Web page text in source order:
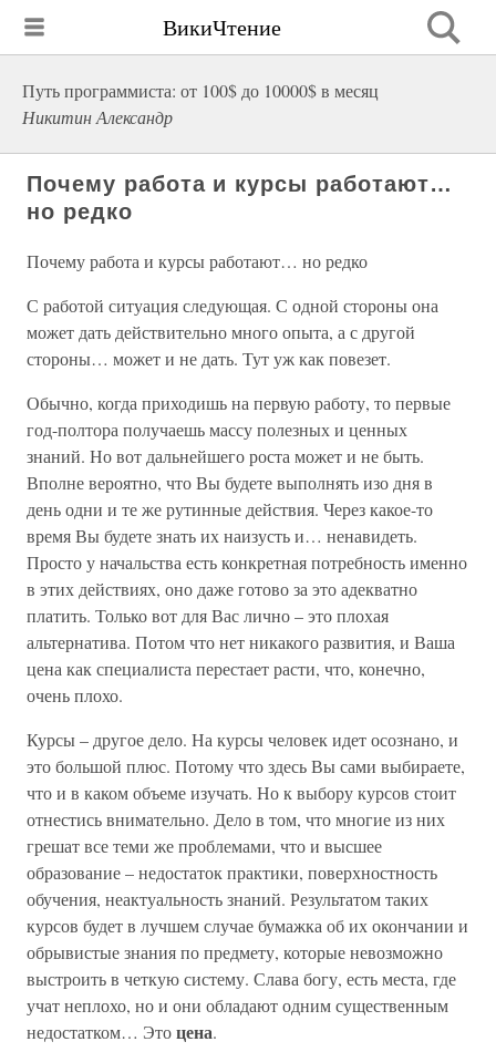
ВикиЧтение
Путь программиста: от 100$ до 10000$ в месяц
Никитин Александр
Почему работа и курсы работают…
но редко
Почему работа и курсы работают… но редко
С работой ситуация следующая. С одной стороны она
может дать действительно много опыта, а с другой
стороны… может и не дать. Тут уж как повезет.
Обычно, когда приходишь на первую работу, то первые
год-полтора получаешь массу полезных и ценных
знаний. Но вот дальнейшего роста может и не быть.
Вполне вероятно, что Вы будете выполнять изо дня в
день одни и те же рутинные действия. Через какое-то
время Вы будете знать их наизусть и… ненавидеть.
Просто у начальства есть конкретная потребность именно
в этих действиях, оно даже готово за это адекватно
платить. Только вот для Вас лично – это плохая
альтернатива. Потом что нет никакого развития, и Ваша
цена как специалиста перестает расти, что, конечно,
очень плохо.
Курсы – другое дело. На курсы человек идет осознано, и
это большой плюс. Потому что здесь Вы сами выбираете,
что и в каком объеме изучать. Но к выбору курсов стоит
отнестись внимательно. Дело в том, что многие из них
грешат все теми же проблемами, что и высшее
образование – недостаток практики, поверхностность
обучения, неактуальность знаний. Результатом таких
курсов будет в лучшем случае бумажка об их окончании и
обрывистые знания по предмету, которые невозможно
выстроить в четкую систему. Слава богу, есть места, где
учат неплохо, но и они обладают одним существенным
недостатком… Этоцена.